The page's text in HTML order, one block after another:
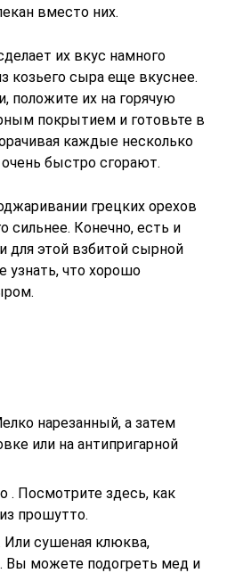
вместо них.
их вкус намного
козьего сыра еще вкуснее.
положите их на горячую
покрытием и готовьте в
каждые несколько
быстро сгорают.
грецких орехов
сильнее. Конечно, есть и
для этой взбитой сырной
что хорошо
нарезанный, а затем
или на антипригарной
. Посмотрите здесь, как
прошутто.
Или сушеная клюква,
можете подогреть мед и